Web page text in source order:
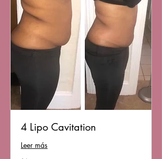
4 Lipo Cavitation
Leer más